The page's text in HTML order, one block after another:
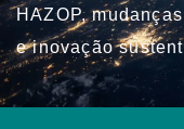
HAZOP,
e inovação